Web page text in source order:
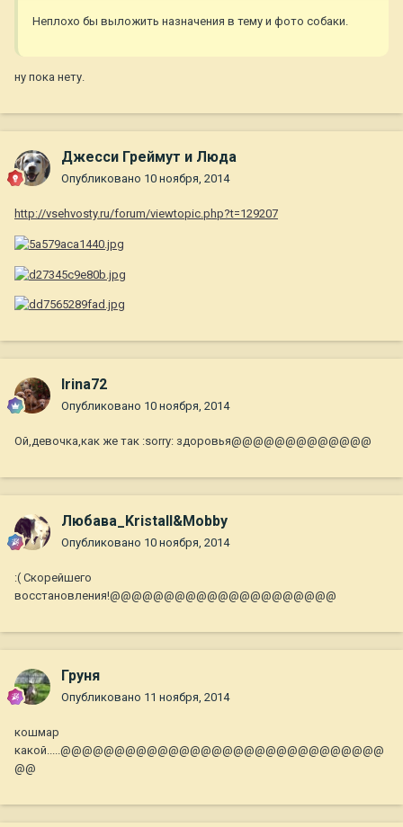
Неплохо бы выложить назначения в тему и фото собаки.
ну пока нету.
Джесси Греймут и Люда
Опубликовано 10 ноября, 2014
http://vsehvosty.ru/forum/viewtopic.php?t=129207
Irina72
Опубликовано 10 ноября, 2014
Ой,девочка,как же так :sorry: здоровья@@@@@@@@@@@@@
Любава_Kristall&Mobby
Опубликовано 10 ноября, 2014
:( Скорейшего
восстановления!@@@@@@@@@@@@@@@@@@@@@
Груня
Опубликовано 11 ноября, 2014
кошмар
какой.....@@@@@@@@@@@@@@@@@@@@@@@@@@@@@@
@@